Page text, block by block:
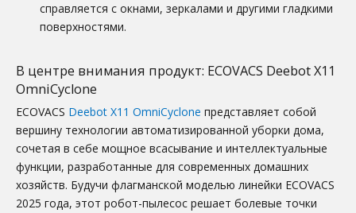
справляется с окнами, зеркалами и другими гладкими
поверхностями.
В центре внимания продукт: ECOVACS Deebot X11
OmniCyclone
ECOVACS Deebot X11 OmniCyclone представляет собой
вершину технологии автоматизированной уборки дома,
сочетая в себе мощное всасывание и интеллектуальные
функции, разработанные для современных домашних
хозяйств. Будучи флагманской моделью линейки ECOVACS
2025 года, этот робот-пылесос решает болевые точки